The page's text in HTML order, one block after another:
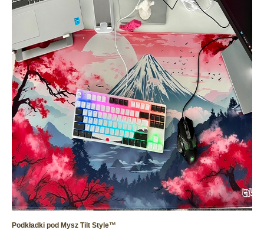
Podkładki pod Mysz Tilt Style™